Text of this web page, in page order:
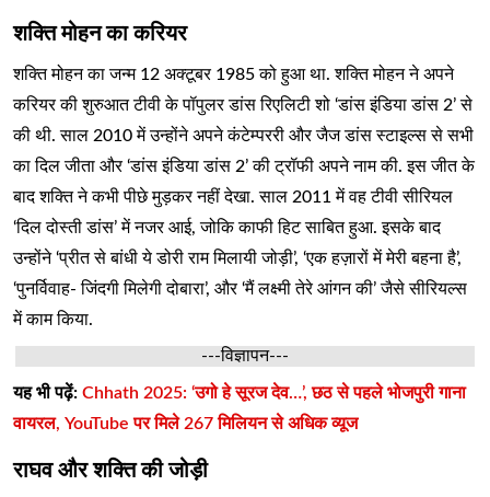
शक्ति मोहन का करियर
शक्ति मोहन का जन्म 12 अक्टूबर 1985 को हुआ था. शक्ति मोहन ने अपने
करियर की शुरुआत टीवी के पॉपुलर डांस रिएलिटी शो ‘डांस इंडिया डांस 2’ से
की थी. साल 2010 में उन्होंने अपने कंटेम्पररी और जैज डांस स्टाइल्स से सभी
का दिल जीता और ‘डांस इंडिया डांस 2’ की ट्रॉफी अपने नाम की. इस जीत के
बाद शक्ति ने कभी पीछे मुड़कर नहीं देखा. साल 2011 में वह टीवी सीरियल
‘दिल दोस्ती डांस’ में नजर आई, जोकि काफी हिट साबित हुआ. इसके बाद
उन्होंने ‘प्रीत से बांधी ये डोरी राम मिलायी जोड़ी’, ‘एक हज़ारों में मेरी बहना है’,
‘पुनर्विवाह- जिंदगी मिलेगी दोबारा’, और ‘मैं लक्ष्मी तेरे आंगन की’ जैसे सीरियल्स
में काम किया.
---विज्ञापन---
यह भी पढ़ें: Chhath 2025: ‘उगो हे सूरज देव…’, छठ से पहले भोजपुरी गाना
वायरल, YouTube पर मिले 267 मिलियन से अधिक व्यूज
राघव और शक्ति की जोड़ी